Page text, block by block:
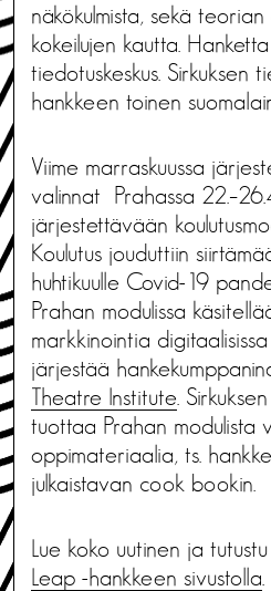
näkökulmista, sekä
kokeilujen kautta.
tiedotuskeskus. Sirkuksen
hankkeen toinen
Viime marraskuussa
valinnat Prahassa
järjestettävään
Koulutus jouduttiin
huhtikuulle Covid-19
Prahan modulissa
markkinointia
järjestää
Theatre Institute .
tuottaa Prahan modulista
oppimateriaalia, ts.
julkaistavan cook bookin.
Lue koko uutinen ja tutustu
Leap -hankkeen sivustolla